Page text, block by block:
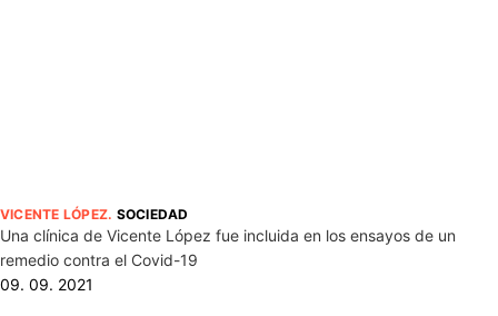
VICENTE LÓPEZ. SOCIEDAD
Una clínica de Vicente López fue incluida en los ensayos de un
remedio contra el Covid-19
09. 09. 2021